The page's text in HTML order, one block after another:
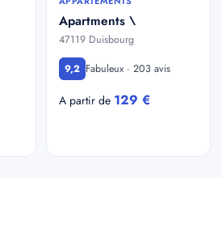
Apartments \
47119 Duisbourg
9,2 Fabuleux · 203 avis
A partir de 129 €